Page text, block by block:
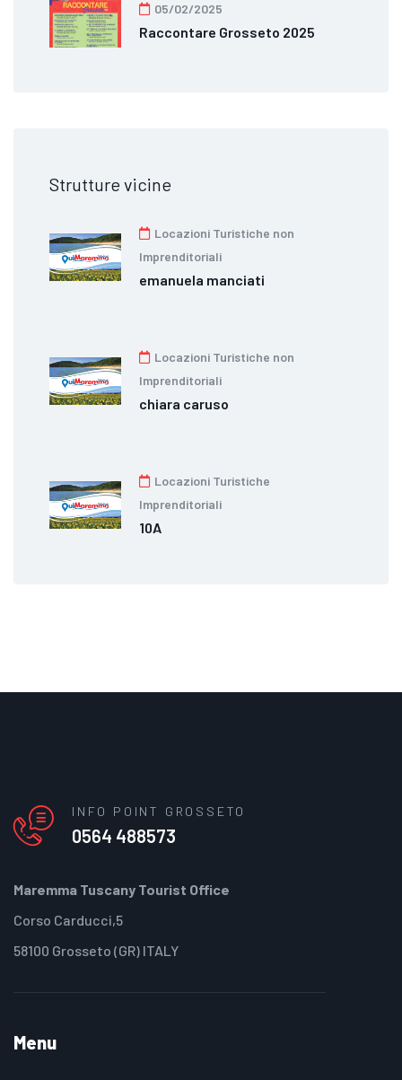
05/02/2025
Raccontare Grosseto 2025
Strutture vicine
Locazioni Turistiche non
Imprenditoriali
emanuela manciati
Locazioni Turistiche non
Imprenditoriali
chiara caruso
Locazioni Turistiche
Imprenditoriali
10A
INFO POINT GROSSETO
0564 488573
Maremma Tuscany Tourist Office
Corso Carducci,5
58100 Grosseto (GR) ITALY
Menu